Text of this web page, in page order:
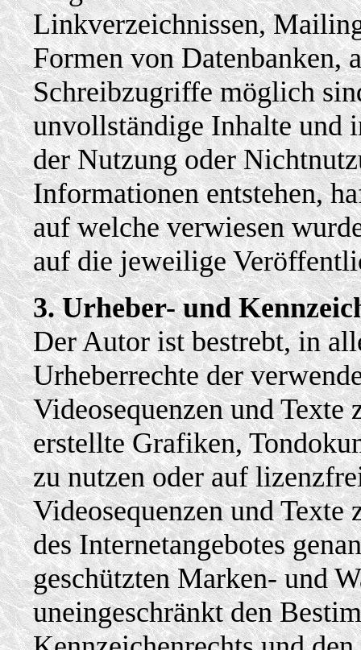
Linkverzeichnissen,
Formen von Datenbanken,
Schreibzugriffe möglich
unvollständige Inhalte und
der Nutzung oder
Informationen entstehen,
auf welche verwiesen
auf die jeweilige
3. Urheber- und
Der Autor ist bestrebt, in
Urheberrechte der
Videosequenzen und Texte
erstellte Grafiken,
zu nutzen oder auf
Videosequenzen und
des Internetangebotes
geschützten Marken- und
uneingeschränkt den